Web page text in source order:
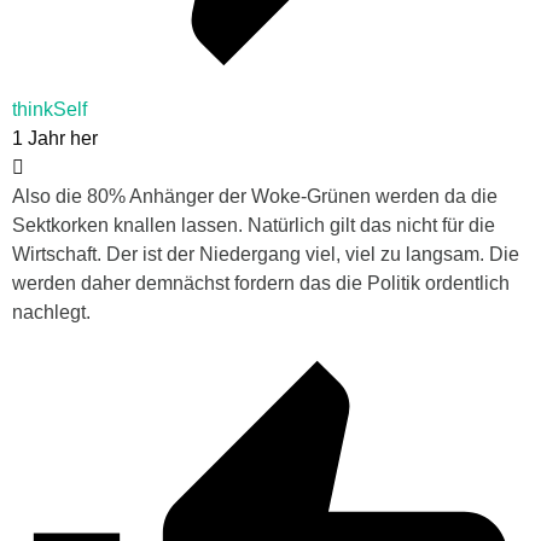
thinkSelf
1 Jahr her
Also die 80% Anhänger der Woke-Grünen werden da die
Sektkorken knallen lassen. Natürlich gilt das nicht für die
Wirtschaft. Der ist der Niedergang viel, viel zu langsam. Die
werden daher demnächst fordern das die Politik ordentlich
nachlegt.